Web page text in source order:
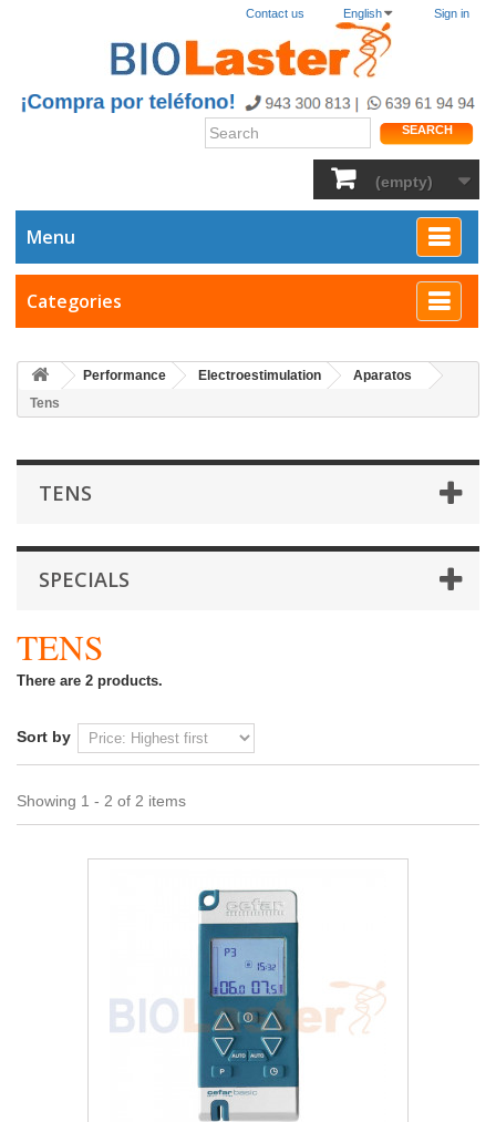
Sign in
English
Contact us
SEARCH
(empty)
Menu
Categories
Performance Electroestimulation
Aparatos
Tens
TENS
SPECIALS
TENS
There are 2 products.
Sort by
Showing 1 - 2 of 2 items